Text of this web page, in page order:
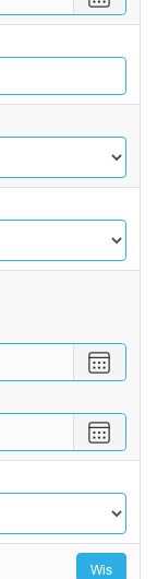
een
tot
met
een
vanaf
een
tot
en
met
Wis